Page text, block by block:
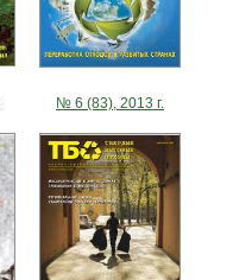
№ 6 (83), 2013 г.